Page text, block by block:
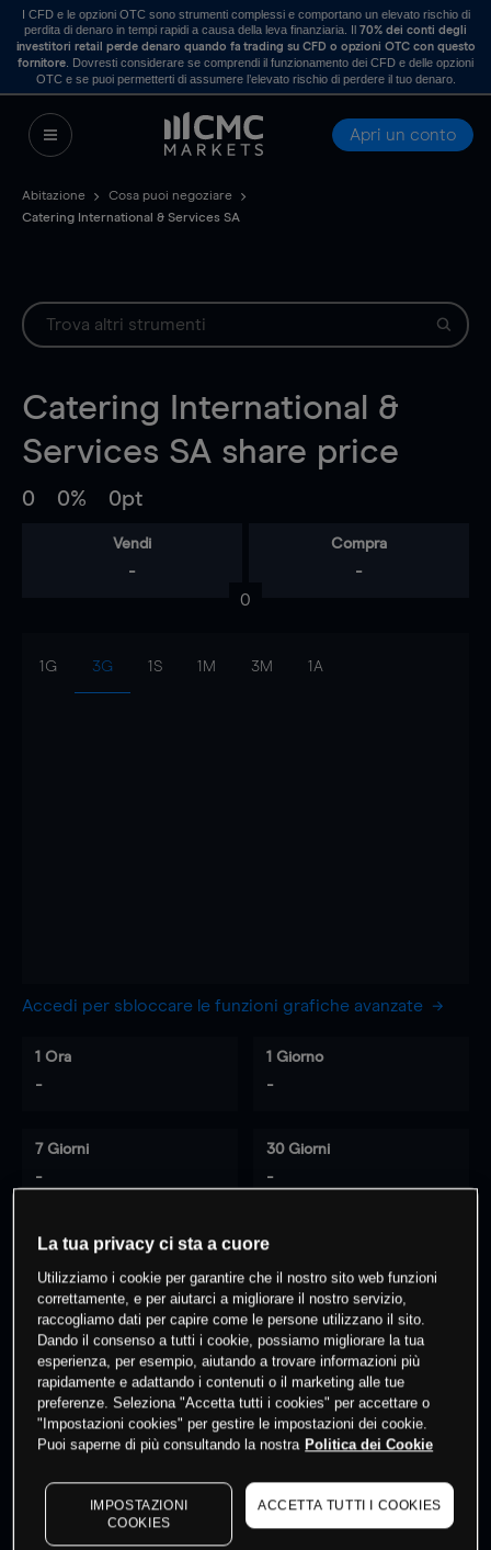
I CFD e le opzioni OTC sono strumenti complessi e comportano un elevato rischio di
perdita di denaro in tempi rapidi a causa della leva finanziaria. Il70% dei conti degli
investitori retail perde denaro quando fa trading su CFD o opzioni OTC con questo
fornitore . Dovresti considerare se comprendi il funzionamento dei CFD e delle opzioni
OTC e se puoi permetterti di assumere l’elevato rischio di perdere il tuo denaro.
Apri un conto
Abitazione
Cosa puoi negoziare
Catering International & Services SA
Catering International &
Services SA share price
0 0% 0pt
Vendi
-
Compra
-
0
1G 3G 1S 1M 3M 1A
Accedi per sbloccare le funzioni grafiche avanzate
1 Ora
-
1 Giorno
-
7 Giorni
-
30 Giorni
-
0% dei clienti hanno posizionisu
questo prodotto
Fai trading
I prezzi sono solo indicativi.
Log into see latest market data
La tua privacy ci sta a cuore
Utilizziamo i cookie per garantire che il nostro sito web funzioni
correttamente, e per aiutarci a migliorare il nostro servizio,
raccogliamo dati per capire come le persone utilizzano il sito.
Dando il consenso a tutti i cookie, possiamo migliorare la tua
esperienza, per esempio, aiutando a trovare informazioni più
rapidamente e adattando i contenuti o il marketing alle tue
preferenze. Seleziona "Accetta tutti i cookies" per accettare o
"Impostazioni cookies" per gestire le impostazioni dei cookie.
Puoi saperne di più consultando la nostra Politica dei Cookie
IMPOSTAZIONI
COOKIES
ACCETTA TUTTI I COOKIES